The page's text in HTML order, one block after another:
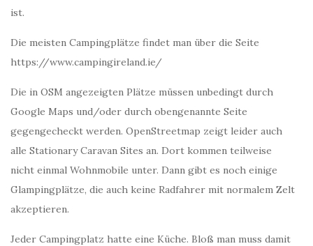
ist.
Die meisten Campingplätze findet man über die Seite
https://www.campingireland.ie/
Die in OSM angezeigten Plätze müssen unbedingt durch
Google Maps und/oder durch obengenannte Seite
gegengecheckt werden. OpenStreetmap zeigt leider auch
alle Stationary Caravan Sites an. Dort kommen teilweise
nicht einmal Wohnmobile unter. Dann gibt es noch einige
Glampingplätze, die auch keine Radfahrer mit normalem Zelt
akzeptieren.
Jeder Campingplatz hatte eine Küche. Bloß man muss damit